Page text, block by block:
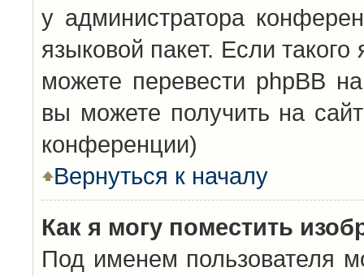
у администратора
языковой пакет. Если
можете перевести phpBB
вы можете получить на
конференции)
Вернуться к началу
Как я могу поместить
Под именем пользователя